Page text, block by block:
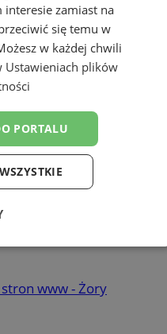
Cię szeroki wybór
gdzie i jak załatwić
telewizji cyfrowej
usługi. Wybierz
z atrakcyjnych
prezentacji firm.
www - Żory
zamiast na
się temu w
w każdej chwili
Ustawieniach plików
PORTALU
Targetowanie